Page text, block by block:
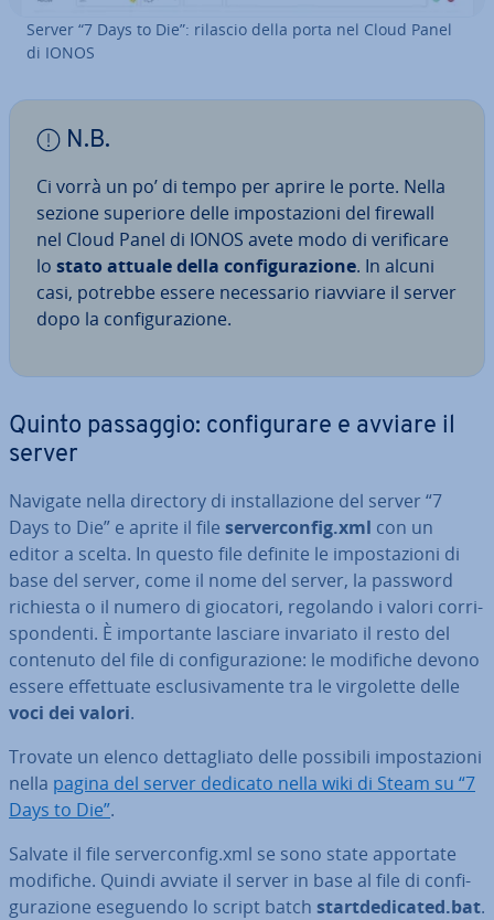
Server “7 Days to Die”: rilascio della porta nel Cloud Panel
di IONOS
N.B.
Ci vorrà un po’ di tempo per aprire le porte. Nella
sezione superiore delle im­po­sta­zio­ni del firewall
nel Cloud Panel di IONOS avete modo di ve­ri­fi­ca­re
lo stato attuale della con­fi­gu­ra­zio­ne. In alcuni
casi, potrebbe essere ne­ces­sa­rio riavviare il server
dopo la con­fi­gu­ra­zio­ne.
Quinto passaggio: con­fi­gu­ra­re e avviare il
server
Navigate nella directory di in­stal­la­zio­ne del server “7
Days to Die” e aprite il file ser­ver­con­fig.xml con un
editor a scelta. In questo file definite le im­po­sta­zio­ni di
base del server, come il nome del server, la password
richiesta o il numero di giocatori, regolando i valori cor­ri­
spon­den­ti. È im­por­tan­te lasciare invariato il resto del
contenuto del file di con­fi­gu­ra­zio­ne: le modifiche devono
essere ef­fet­tua­te esclu­si­va­men­te tra le vir­go­let­te delle
voci dei valori.
Trovate un elenco det­ta­glia­to delle possibili im­po­sta­zio­ni
nella pagina del server dedicato nella wiki di Steam su “7
Days to Die”.
Salvate il file ser­ver­con­fig.xml se sono state apportate
modifiche. Quindi avviate il server in base al file di con­fi­
gu­ra­zio­ne eseguendo lo script batch start­de­di­ca­ted.bat.